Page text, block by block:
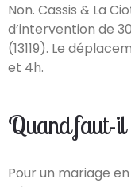
Non. Cassis & La
d’intervention de
(13119). Le
et 4h.
Quand faut-il
Pour un mariage